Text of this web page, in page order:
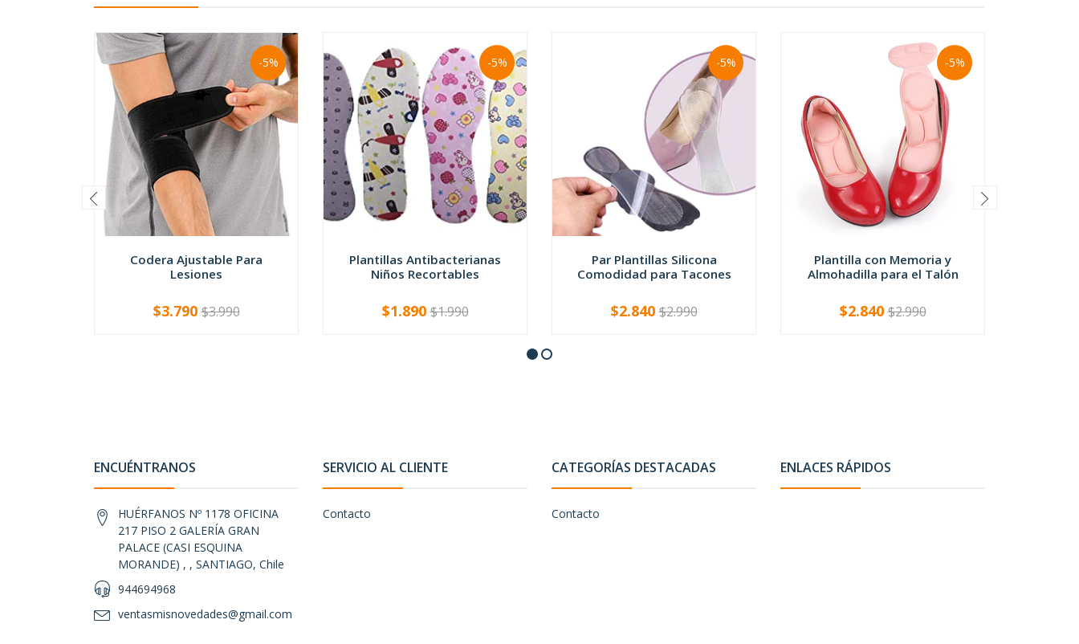
-5%
Codera Ajustable Para
Lesiones
+
$3.790$3.990
-5%
Plantillas Antibacterianas
Niños Recortables
+
$1.890$1.990
-5%
Par Plantillas Silicona
Comodidad para Tacones
+
$2.840$2.990
-5%
Plantilla con Memoria y
Almohadilla para el Talón
+
$2.840$2.990
ENCUÉNTRANOS
HUÉRFANOS Nº 1178 OFICINA
217 PISO 2 GALERÍA GRAN
PALACE (CASI ESQUINA
MORANDE) , , SANTIAGO, Chile
944694968
ventasmisnovedades@gmail.com
SERVICIO AL CLIENTE
Contacto
CATEGORÍAS DESTACADAS
Contacto
ENLACES RÁPIDOS